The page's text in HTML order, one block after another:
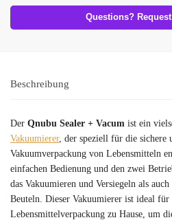
Questions?
Beschreibung
Der Qnubu Sealer + Vacum ist ein
Vakuumierer, der speziell für die sichere
Vakuumverpackung von Lebensmitteln
einfachen Bedienung und den zwei
das Vakuumieren und Versiegeln als
Beuteln. Dieser Vakuumierer ist ideal für
Lebensmittelverpackung zu Hause, um